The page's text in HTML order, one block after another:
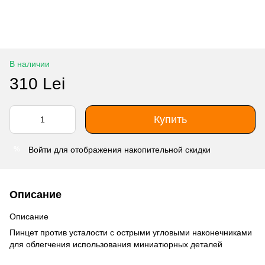
В наличии
310 Lei
Купить
Войти для отображения накопительной скидки
Описание
Описание
Пинцет против усталости с острыми угловыми наконечниками
для облегчения использования миниатюрных деталей